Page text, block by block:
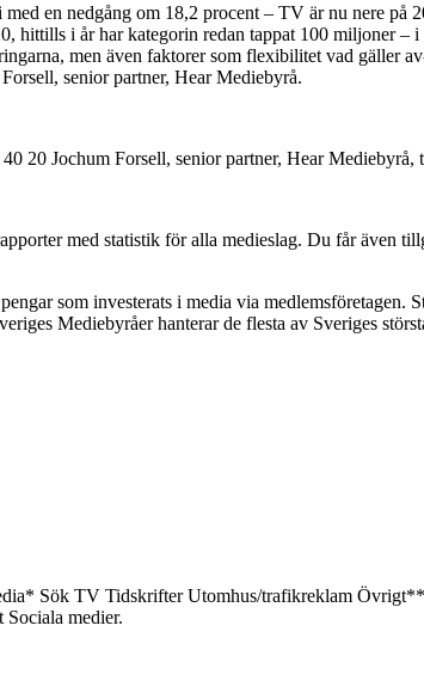
en nedgång om 18,2 procent – TV är nu nere på
hittills i år har kategorin redan tappat 100 miljoner –
men även faktorer som flexibilitet vad gäller
senior partner, Hear Mediebyrå.
20 Jochum Forsell, senior partner, Hear Mediebyrå,
med statistik för alla medieslag. Du får även
som investerats i media via medlemsföretagen.
Mediebyråer hanterar de flesta av Sveriges
Sök TV Tidskrifter Utomhus/trafikreklam Övrigt**
medier.